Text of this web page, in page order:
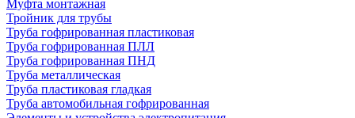
Муфта монтажная
Тройник для трубы
Труба гофрированная пластиковая
Труба гофрированная ПЛЛ
Труба гофрированная ПНД
Труба металлическая
Труба пластиковая гладкая
Труба автомобильная гофрированная